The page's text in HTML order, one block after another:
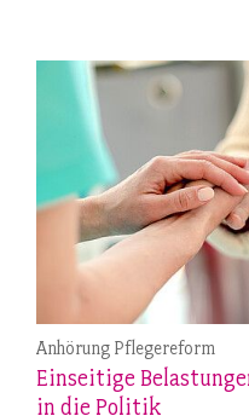
Anhörung Pflegereform
Einseitige
in die Politik